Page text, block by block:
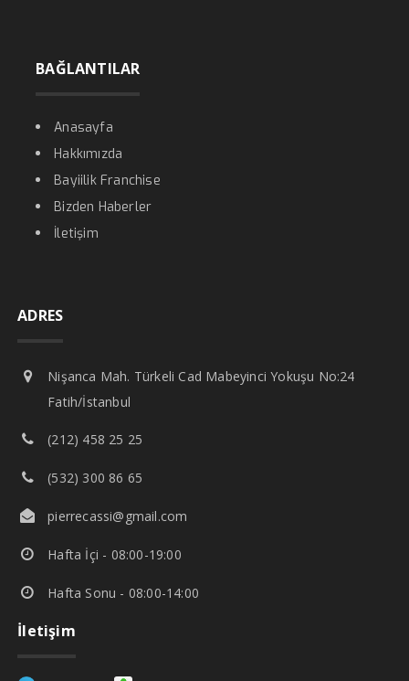
BAĞLANTILAR
Anasayfa
Hakkımızda
Bayiilik Franchise
Bizden Haberler
İletişim
ADRES
Nişanca Mah. Türkeli Cad Mabeyinci Yokuşu No:24
Fatih/İstanbul
(212) 458 25 25
(532) 300 86 65
pierrecassi@gmail.com
Hafta İçi - 08:00-19:00
Hafta Sonu - 08:00-14:00
İletişim